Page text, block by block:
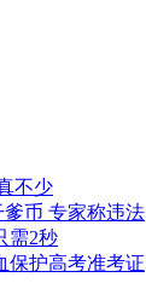
现场
"遗迹
不少
币 专家称违法
需2秒
保护高考准考证